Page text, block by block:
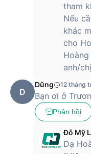
tham
Nếu
khác
cho
anh/
D
Dũng 12 tháng
Bạn ơi ở
Phản hồi
Đỗ Mỹ
Dạ